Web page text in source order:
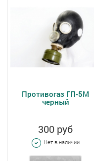
Противогаз ГП-5М
черный
300 руб
Нет в наличии